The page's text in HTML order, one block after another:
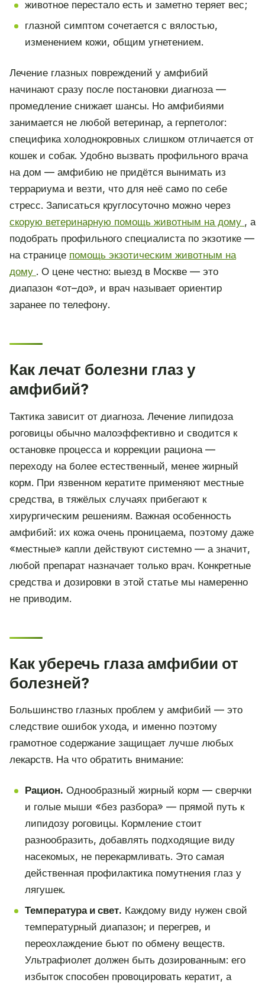
животное перестало есть и заметно теряет вес;
глазной симптом сочетается с вялостью,
изменением кожи, общим угнетением.
Лечение глазных повреждений у амфибий
начинают сразу после постановки диагноза —
промедление снижает шансы. Но амфибиями
занимается не любой ветеринар, а герпетолог:
специфика холоднокровных слишком отличается от
кошек и собак. Удобно вызвать профильного врача
на дом — амфибию не придётся вынимать из
террариума и везти, что для неё само по себе
стресс. Записаться круглосуточно можно через
скорую ветеринарную помощь животным на дому , а
подобрать профильного специалиста по экзотике —
на странице помощь экзотическим животным на
дому . О цене честно: выезд в Москве — это
диапазон «от–до», и врач называет ориентир
заранее по телефону.
Как лечат болезни глаз у
амфибий?
Тактика зависит от диагноза. Лечение липидоза
роговицы обычно малоэффективно и сводится к
остановке процесса и коррекции рациона —
переходу на более естественный, менее жирный
корм. При язвенном кератите применяют местные
средства, в тяжёлых случаях прибегают к
хирургическим решениям. Важная особенность
амфибий: их кожа очень проницаема, поэтому даже
«местные» капли действуют системно — а значит,
любой препарат назначает только врач. Конкретные
средства и дозировки в этой статье мы намеренно
не приводим.
Как уберечь глаза амфибии от
болезней?
Большинство глазных проблем у амфибий — это
следствие ошибок ухода, и именно поэтому
грамотное содержание защищает лучше любых
лекарств. На что обратить внимание:
Рацион. Однообразный жирный корм — сверчки
и голые мыши «без разбора» — прямой путь к
липидозу роговицы. Кормление стоит
разнообразить, добавлять подходящие виду
насекомых, не перекармливать. Это самая
действенная профилактика помутнения глаз у
лягушек.
Температура и свет. Каждому виду нужен свой
температурный диапазон; и перегрев, и
переохлаждение бьют по обмену веществ.
Ультрафиолет должен быть дозированным: его
избыток способен провоцировать кератит, а